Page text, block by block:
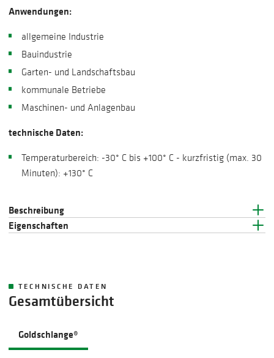
Anwendungen:
allgemeine Industrie
Bauindustrie
Garten- und Landschaftsbau
kommunale Betriebe
Maschinen- und Anlagenbau
technische Daten:
Temperaturbereich: -30° C bis +100° C - kurzfristig (max. 30
Minuten): +130° C
Beschreibung
Eigenschaften
TECHNISCHE DATEN
Gesamtübersicht
Goldschlange®